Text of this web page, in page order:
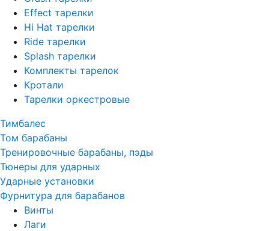
Effect тарелки
Hi Hat тарелки
Ride тарелки
Splash тарелки
Комплекты тарелок
Кротали
Тарелки оркестровые
Тимбалес
Том барабаны
Тренировочные барабаны, пэды
Тюнеры для ударных
Ударные установки
Фурнитура для барабанов
Винты
Лаги